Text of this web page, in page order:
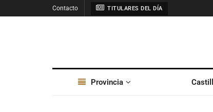
Contacto TITULARES DEL DÍA
Provincia